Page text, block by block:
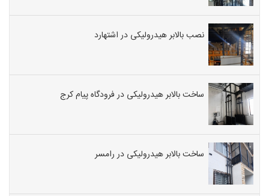
نصب بالابر هیدرولیکی در اشتهارد
ساخت بالابر هیدرولیکی در فرودگاه پیام کرج
ساخت بالابر هیدرولیکی در رامسر